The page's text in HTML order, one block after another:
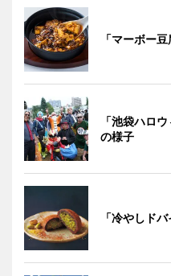
「マーボー豆
「池袋ハロ
の様子
「冷やしド